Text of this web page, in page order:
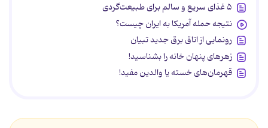
۵ غذای سریع و سالم برای طبیعت‌گردی
نتیجه حمله آمریکا به ایران چیست؟
رونمایی از اتاق برق جدید تبیان
زهرهای پنهان خانه را بشناسید!
قهرمان‌های خسته یا والدین مفید!